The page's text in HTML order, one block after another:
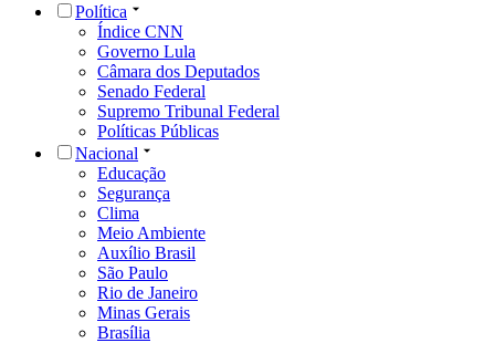
Política
Índice CNN
Governo Lula
Câmara dos Deputados
Senado Federal
Supremo Tribunal Federal
Políticas Públicas
Nacional
Educação
Segurança
Clima
Meio Ambiente
Auxílio Brasil
São Paulo
Rio de Janeiro
Minas Gerais
Brasília